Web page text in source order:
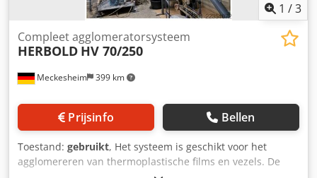
1 /3
Meckesheim 399 km
Compleet agglomeratorsysteem
HERBOLD HV 70/250
Prijsinfo Bellen
Toestand: gebruikt, Het systeem is geschikt voor het
agglomereren van thermoplastische films en vezels. De